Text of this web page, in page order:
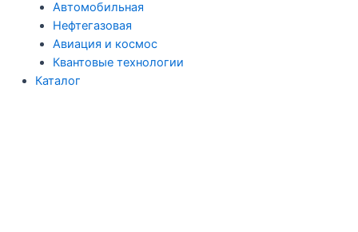
Автомобильная
Нефтегазовая
Авиация и космос
Квантовые технологии
Каталог